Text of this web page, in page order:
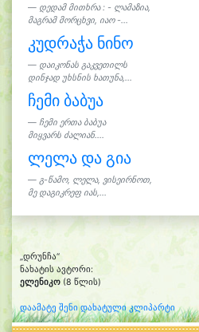
დედამ მითხრა : - ლამაზია,
მაგრამ მორცხვი, იაო -...
კუდრაჭა ნინო
დაიკონას გაკვეთილს
დინჯად უხსნის ხათუნა,...
ჩემი ბაბუა
ჩემი ერთა ბაბუა
მიყვარს ძალიან....
ლელა და გია
გ-წამო, ლელა, ვისეირნოთ,
მე დაგიკრეფ იას,...
„დრუნჩა“
ნახატის ავტორი:
ელენიკო (8 წლის)
დაამატე შენი დახატული კლიპარტი